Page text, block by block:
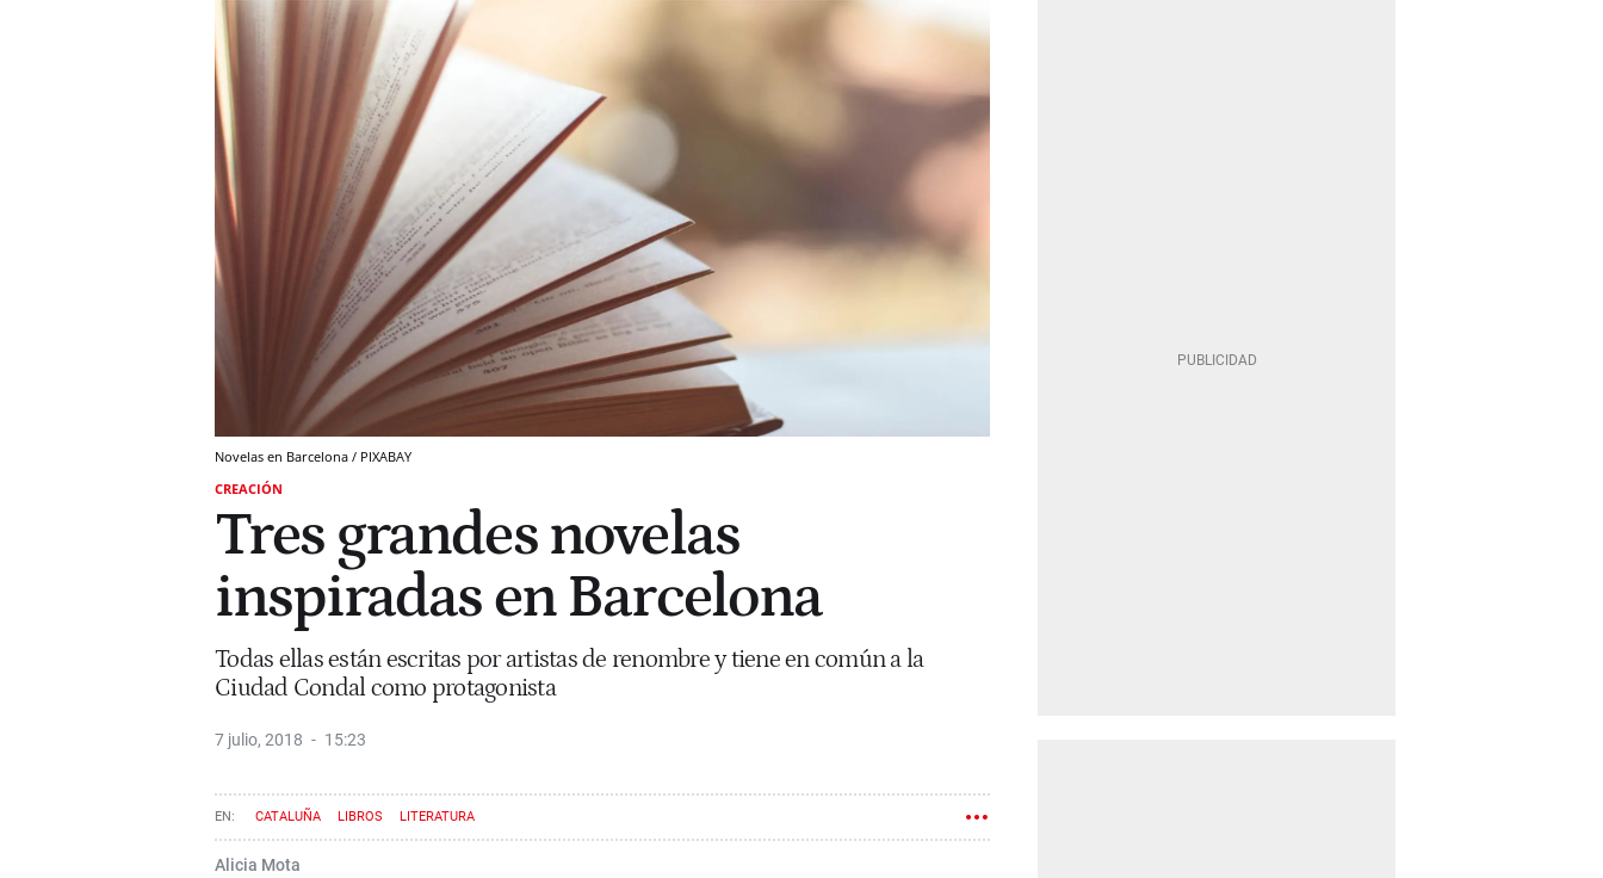
Novelas en Barcelona / PIXABAY
CREACIÓN
Tres grandes novelas
inspiradas en Barcelona
Todas ellas están escritas por artistas de renombre y tiene en común a la
Ciudad Condal como protagonista
7 julio, 2018 15:23
CATALUÑA LIBROS LITERATURA
Alicia Mota